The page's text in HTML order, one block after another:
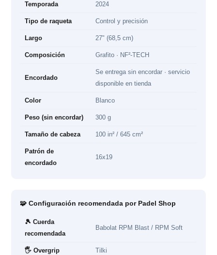
Temporada 2024
Tipo de raqueta Control y precisión
Largo 27" (68,5 cm)
Composición Grafito · NF²-TECH
Encordado
Se entrega sin encordar · servicio
disponible en tienda
Color Blanco
Peso (sin encordar) 300 g
Tamaño de cabeza 100 in² / 645 cm²
Patrón de
encordado
16x19
🧩 Configuración recomendada por Padel Shop
🎾 Cuerda
recomendada
Babolat RPM Blast / RPM Soft
🖐️ Overgrip Tilki